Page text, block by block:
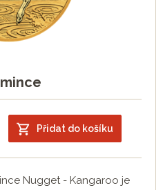
Přidat do košíku
Nugget - Kangaroo je